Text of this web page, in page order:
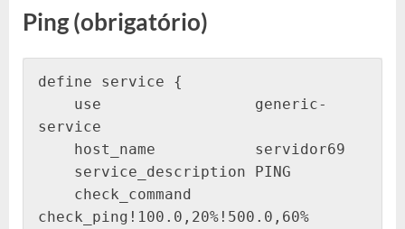
Ping (obrigatório)
define service {
service
check_ping!100.0,20%!500.0,60%